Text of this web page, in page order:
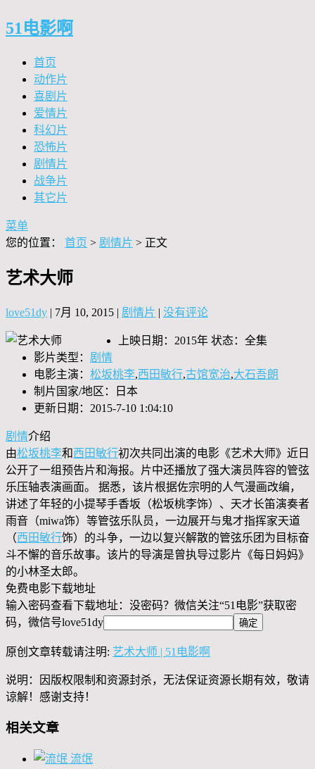
51电影啊
首页
动作片
喜剧片
爱情片
科幻片
恐怖片
剧情片
战争片
其它片
菜单
您的位置： 首页 > 剧情片 > 正文
艺术大师
love51dy | 7月 10, 2015 | 剧情片 | 没有评论
上映日期：2015年 状态：全集
影片类型： 剧情
电影主演： 松坂桃李,西田敏行,古馆宽治,大石吾朗
制片国家/地区：日本
更新日期：2015-7-10 1:04:10
剧情介绍
由松坂桃李和西田敏行初次共同出演的电影《艺术大师》近日
公开了一组预告片和海报。片中还播放了强大演员阵容的管弦
乐压轴表演画面。 据悉，该片根据佐宗明的人气漫画改编，
讲述了年轻的小提琴手香坂（松坂桃李饰）、天才长笛演奏者
雨音（miwa饰）等管弦乐队员，一边展开与鬼才指挥家天道
（西田敏行饰）的斗争，一边以复兴解散的管弦乐团为目标奋
斗不懈的音乐故事。该片的导演是曾执导过影片《每日妈妈》
的小林圣太郎。
免费电影下载地址
输入密码查看下载地址：没密码？微信关注“51电影”获取密
码，微信号love51dy
原创文章转载请注明: 艺术大师 | 51电影啊
说明：因版权限制和资源封杀，无法保证资源长期有效，敬请
谅解！感谢支持！
相关文章
流氓